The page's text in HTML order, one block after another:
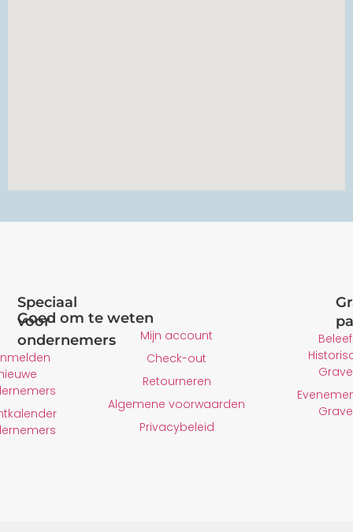
Beleef
Grave
Grave
Goed om te weten
Mijn account
Check-out
Retourneren
Algemene voorwaarden
Privacybeleid
Speciaal
voor
ondernemers